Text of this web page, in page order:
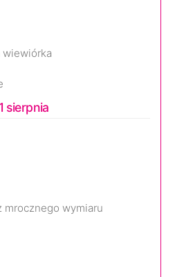
wiewiórka
sierpnia
mrocznego wymiaru